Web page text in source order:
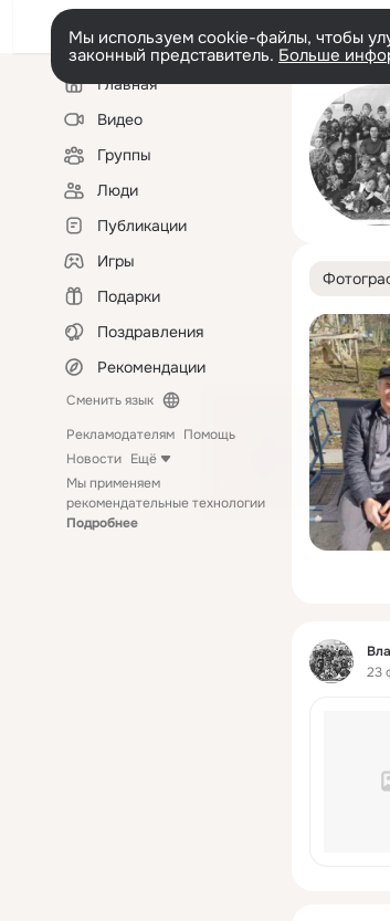
Мы используем cookie-файлы, чтобы
законный представитель. Больше
Левая
колонкаГлавная
Видео
Группы
Люди
Публикации
Игры
Подарки
Поздравления
Рекомендации
Сменить язык
Рекламодателям Помощь
Новости Ещё
Мы применяем
рекомендательные технологии
Подробнее
Фид
23